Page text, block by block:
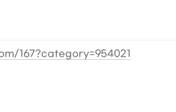
167?category=954021